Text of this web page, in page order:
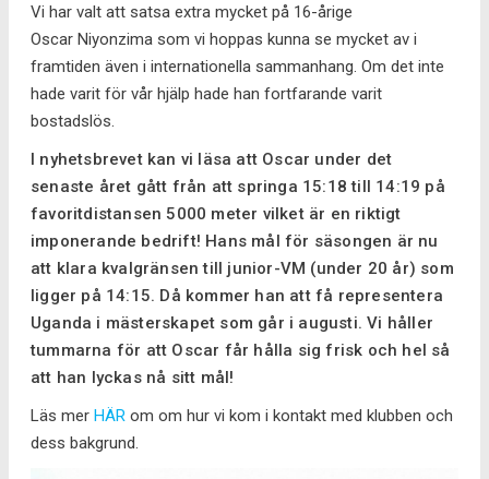
Vi har valt att satsa extra mycket på 16-årige
Oscar Niyonzima som vi hoppas kunna se mycket av i
framtiden även i internationella sammanhang. Om det inte
hade varit för vår hjälp hade han fortfarande varit
bostadslös.
I nyhetsbrevet kan vi läsa att Oscar under det
senaste året gått från att springa 15:18 till 14:19 på
favoritdistansen 5000 meter vilket är en riktigt
imponerande bedrift! Hans mål för säsongen är nu
att klara kvalgränsen till junior-VM (under 20 år) som
ligger på 14:15. Då kommer han att få representera
Uganda i mästerskapet som går i augusti. Vi håller
tummarna för att Oscar får hålla sig frisk och hel så
att han lyckas nå sitt mål!
Läs mer HÄR om om hur vi kom i kontakt med klubben och
dess bakgrund.